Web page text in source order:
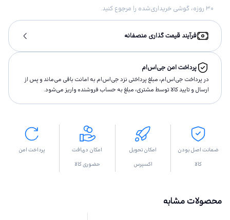
۳۰ روزه، گوشی خریداری‌شده را مرجوع کنید.
فرآیند قیمت گذاری منصفانه
پرداخت امن جی‌اس‌ام
در پرداخت جی‌اس‌ام، مبلغ پرداختى نزد جی‌اس‌ام به امانت باقى مى‌ماند و پس از
ارسال و تاييد كالا توسط مشتری، مبلغ به حساب فروشنده واريز مى‌شود.
ضمانت اصل بودن
کالا
امکان تحویل
اکسپرس
امکان دریافت
حضوری کالا
پرداخت امن
محصولات مشابه